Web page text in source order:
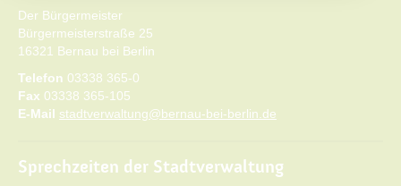
Der Bürgermeister
Bürgermeisterstraße 25
16321 Bernau bei Berlin
Telefon 03338 365-0
Fax 03338 365-105
E-Mail stadtverwaltung@bernau-bei-berlin.de
Sprechzeiten der Stadtverwaltung